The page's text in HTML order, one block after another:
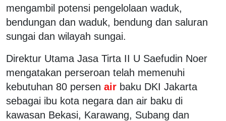
mengambil potensi pengelolaan waduk,
bendungan dan waduk, bendung dan saluran
sungai dan wilayah sungai.
Direktur Utama Jasa Tirta II U Saefudin Noer
mengatakan perseroan telah memenuhi
kebutuhan 80 persen air baku DKI Jakarta
sebagai ibu kota negara dan air baku di
kawasan Bekasi, Karawang, Subang dan